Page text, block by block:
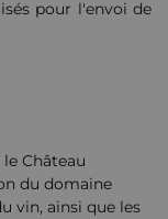
pour l'envoi de
Château
du domaine
vin, ainsi que les